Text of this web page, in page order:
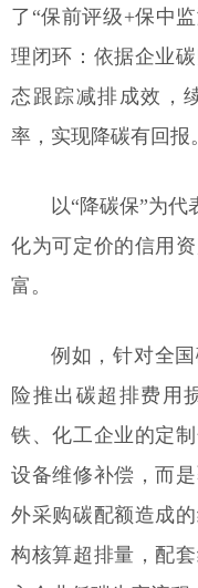
了“保前评级+保中
理闭环：依据企业
态跟踪减排成效，
率，实现降碳有回报。
以“降碳保”为
化为可定价的信用
富。
例如，针对全
险推出碳超排费用
铁、化工企业的定
设备维修补偿，而
外采购碳配额造成
构核算超排量，配